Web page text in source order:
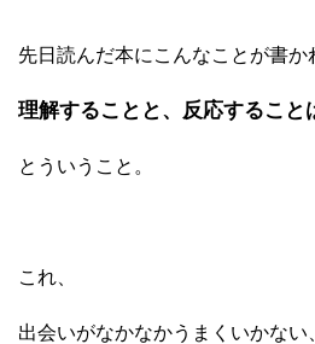
先日読んだ本にこんなことが書か
理解することと、反応すること
とういうこと。
これ、
出会いがなかなかうまくいかな